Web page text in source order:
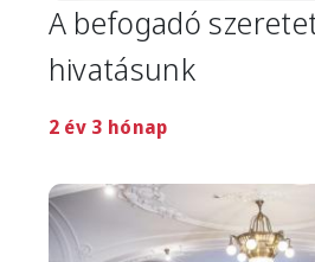
A befogadó
hivatásunk
2 év 3 hónap
Image